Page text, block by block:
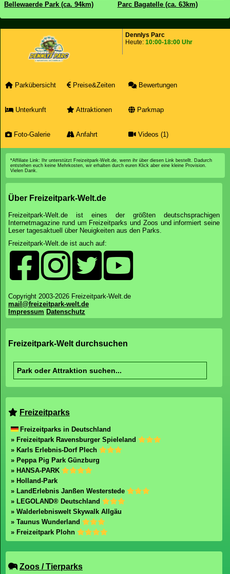
Bellewaerde Park (ca. 94km) Parc Bagatelle (ca. 63km)
Dennlys Parc
Heute: 10:00-18:00 Uhr
Parkübersicht Preise&Zeiten Bewertungen
Unterkunft Attraktionen Parkmap
Foto-Galerie Anfahrt Videos (1)
*Affiliate Link: Ihr unterstützt Freizeitpark-Welt.de, wenn ihr über diesen Link bestellt. Dadurch
entstehen euch keine Mehrkosten, wir erhalten durch euren Klick aber eine kleine Provision.
Vielen Dank.
Über Freizeitpark-Welt.de
Freizeitpark-Welt.de ist eines der größten deutschsprachigen
Internetmagazine rund um Freizeitparks und Zoos und informiert seine
Leser tagesaktuell über Neuigkeiten aus den Parks.
Freizeitpark-Welt.de ist auch auf:
Copyright 2003-2026 Freizeitpark-Welt.de
mail@freizeitpark-welt.de
Impressum Datenschutz
Freizeitpark-Welt durchsuchen
Freizeitparks
Freizeitparks in Deutschland
» Freizeitpark Ravensburger Spieleland
» Karls Erlebnis-Dorf Plech
» Peppa Pig Park Günzburg
» HANSA-PARK
» Holland-Park
» LandErlebnis Janßen Westerstede
» LEGOLAND® Deutschland
» Walderlebniswelt Skywalk Allgäu
» Taunus Wunderland
» Freizeitpark Plohn
Zoos / Tierparks